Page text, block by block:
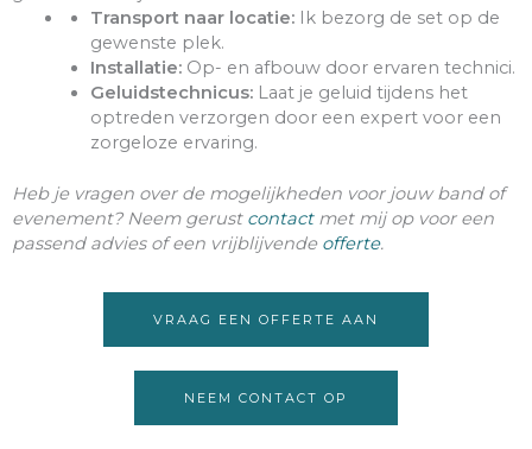
Transport naar locatie:Ik bezorg de set op de
gewenste plek.
Installatie:Op- en afbouw door ervaren technici.
Geluidstechnicus:Laat je geluid tijdens het
optreden verzorgen door een expert voor een
zorgeloze ervaring.
Heb je vragen over de mogelijkheden voor jouw band of
evenement? Neem gerust contactmet mij op voor een
passend advies of een vrijblijvende offerte.
VRAAG EEN OFFERTE AAN
NEEM CONTACT OP